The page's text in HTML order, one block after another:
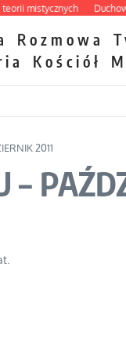
Duchowa
Rozmowa
Kościół
2011
–